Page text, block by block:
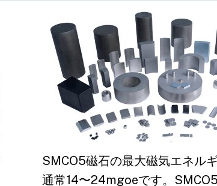
SMCO5磁石の最大磁気エネル
通常14〜24mgoeです。SMCO5